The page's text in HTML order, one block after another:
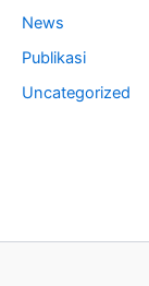
News
Publikasi
Uncategorized